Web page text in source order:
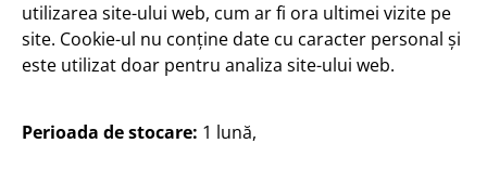
România / Română
utilizarea site-ului web, cum ar fi ora ultimei vizite pe
site. Cookie-ul nu conține date cu caracter personal și
este utilizat doar pentru analiza site-ului web.
Perioada de stocare: 1 lună,